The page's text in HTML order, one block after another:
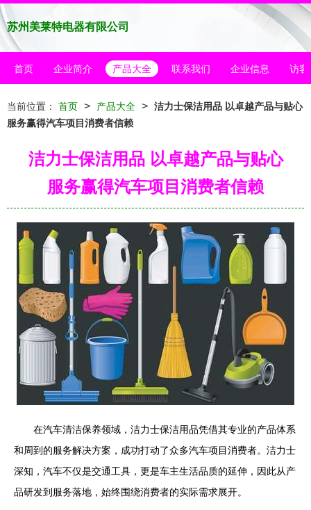
苏州美莱特电器有限公司
首页 企业简介 产品大全 联系我们 企业信息 访客
当前位置： 首页 > 产品大全 > 洁力士保洁用品 以卓越产品与贴心
服务赢得汽车项目消费者信赖
洁力士保洁用品 以卓越产品与贴心
服务赢得汽车项目消费者信赖
在汽车清洁保养领域，洁力士保洁用品凭借其专业的产品体系
和周到的服务解决方案，成功打动了众多汽车项目消费者。洁力士
深知，汽车不仅是交通工具，更是车主生活品质的延伸，因此从产
品研发到服务落地，始终围绕消费者的实际需求展开。